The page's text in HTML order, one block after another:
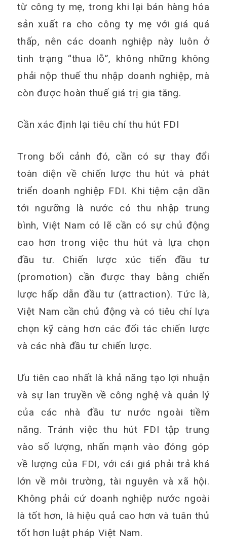
từ công ty mẹ, trong khi lại bán hàng hóa
sản xuất ra cho công ty mẹ với giá quá
thấp, nên các doanh nghiệp này luôn ở
tình trạng “thua lỗ”, không những không
phải nộp thuế thu nhập doanh nghiệp, mà
còn được hoàn thuế giá trị gia tăng.
Cần xác định lại tiêu chí thu hút FDI
Trong bối cảnh đó, cần có sự thay đổi
toàn diện về chiến lược thu hút và phát
triển doanh nghiệp FDI. Khi tiệm cận dần
tới ngưỡng là nước có thu nhập trung
bình, Việt Nam có lẽ cần có sự chủ động
cao hơn trong việc thu hút và lựa chọn
đầu tư. Chiến lược xúc tiến đầu tư
(promotion) cần được thay bằng chiến
lược hấp dẫn đầu tư (attraction). Tức là,
Việt Nam cần chủ động và có tiêu chí lựa
chọn kỹ càng hơn các đối tác chiến lược
và các nhà đầu tư chiến lược.
Ưu tiên cao nhất là khả năng tạo lợi nhuận
và sự lan truyền về công nghệ và quản lý
của các nhà đầu tư nước ngoài tiềm
năng. Tránh việc thu hút FDI tập trung
vào số lượng, nhấn mạnh vào đóng góp
về lượng của FDI, với cái giá phải trả khá
lớn về môi trường, tài nguyên và xã hội.
Không phải cứ doanh nghiệp nước ngoài
là tốt hơn, là hiệu quả cao hơn và tuân thủ
tốt hơn luật pháp Việt Nam.